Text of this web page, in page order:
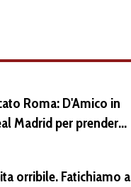
Roma: D'Amico in
Madrid per prendere
diritto di riscatto.
orribile. Fatichiamo a